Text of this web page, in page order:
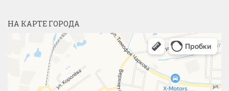
НА КАРТЕ ГОРОДА